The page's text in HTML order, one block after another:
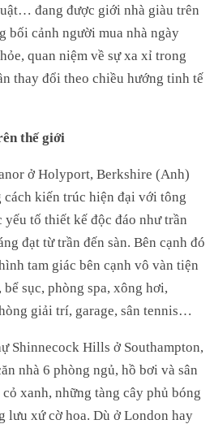
đang được giới nhà giàu trên
bối cảnh người mua nhà ngày
quan niệm về sự xa xỉ trong
thay đổi theo chiều hướng tinh tế
thế giới
ở Holyport, Berkshire (Anh)
kiến trúc hiện đại với tông
yếu tố thiết kế độc đáo như trần
đạt từ trần đến sàn. Bên cạnh đó
tam giác bên cạnh vô vàn tiện
sục, phòng spa, xông hơi,
giải trí, garage, sân tennis…
Shinnecock Hills ở Southampton,
nhà 6 phòng ngủ, hồ bơi và sân
xanh, những tàng cây phủ bóng
lưu xứ cờ hoa. Dù ở London hay